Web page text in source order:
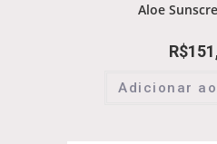
Aloe
R$
Adicionar